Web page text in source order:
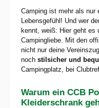
Camping ist mehr als nur
Lebensgefühl! Und wer
kennt, weiß: Hier geht es
Campingliebe. Mit den
nicht nur deine
noch stilsicher und
Campingplatz, bei
Warum ein CCB
Kleiderschrank